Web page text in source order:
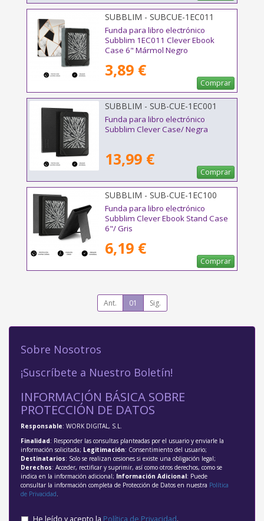
SUBBLIM - SUBCUE-1EC011
Funda para libro electrónico
Subblim 1EC011 Clever Ebook
Case 6" Mármol Negro
3,89 €
Comprar
SUBBLIM - SUB-CUE-1EC001
Funda para libro electrónico
Subblim Clever Case/ Negra
13,99 €
Comprar
SUBBLIM - SUB-CUE-1EC100
Funda para libro electrónico
Subblim Clever Ebook Stand Case
6"/ Gris
6,19 €
Comprar
Ant. 01 Sig.
Sobre Nosotros
¡Suscríbete a Nuestro Boletín!
INFORMACIÓN BÁSICA SOBRE
PROTECCIÓN DE DATOS
Responsable: WORK DIGITAL, S.L.
Finalidad: Responder las consultas planteadas por el usuario y enviarle la
información solicitada; Legitimación: Consentimiento del usuario;
Destinatarios: Solo se realizan cesiones si existe una obligación legal;
Derechos: Acceder, rectificar y suprimir, así como otros derechos, como se
indica en la información adicional; Información Adicional: Puede
consultar la información completa de Protección de Datos en nuestra Política
de Privacidad.